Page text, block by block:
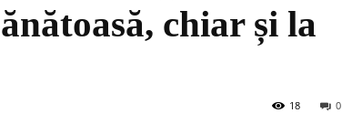
chiar și la
0
18